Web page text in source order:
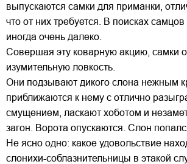
выпускаются самки для приманки,
что от них требуется. В поисках
иногда очень далеко.
Совершая эту коварную акцию, самки
изумительную ловкость.
Они подзывают дикого слона нежным
приближаются к нему с отлично
смущением, ласкают хоботом и
загон. Ворота опускаются. Слон
Не ясно одно: какое удовольствие
слонихи-соблазнительницы в этакой